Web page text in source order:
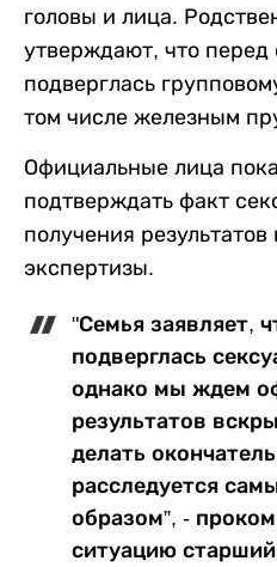
головы и лица.
утверждают, что перед
подверглась
том числе железным
Официальные лица
подтверждать факт
получения
экспертизы.
"Семья заявляет,
подверглась
однако мы ждем
результатов
делать
расследуется
образом”, -
ситуацию